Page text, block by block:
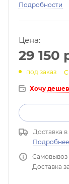
Подробности
Цена:
29 150
под заказ
Хочу
Доставка в
Подробнее
Самовывоз
Доставка